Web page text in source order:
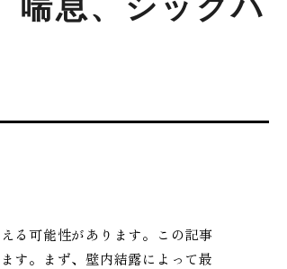
喘息、シックハ
る可能性があります。この記事
す。まず、壁内結露によって最